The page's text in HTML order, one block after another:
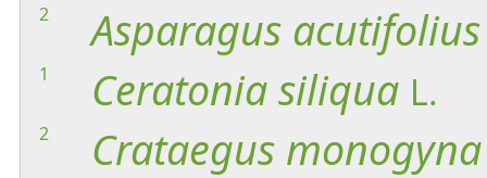
2 Asparagus acutifolius
1 Ceratoniasiliqua L.
2 Crataegus monogyna